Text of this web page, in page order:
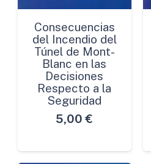
Consecuencias
del Incendio del
Túnel de Mont-
Blanc en las
Decisiones
Respecto a la
Seguridad
5,00 €